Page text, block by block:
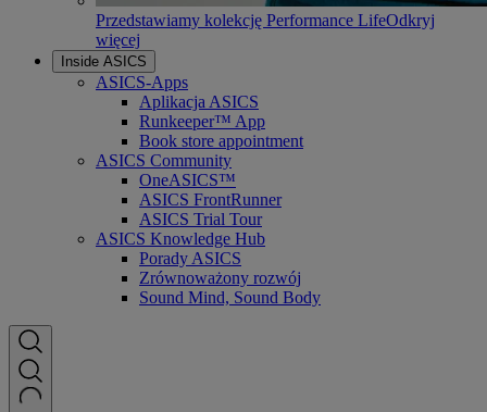
Przedstawiamy kolekcję Performance LifeOdkryj
więcej
Inside ASICS
ASICS-Apps
Aplikacja ASICS
Runkeeper™ App
Book store appointment
ASICS Community
OneASICS™
ASICS FrontRunner
ASICS Trial Tour
ASICS Knowledge Hub
Porady ASICS
Zrównoważony rozwój
Sound Mind, Sound Body